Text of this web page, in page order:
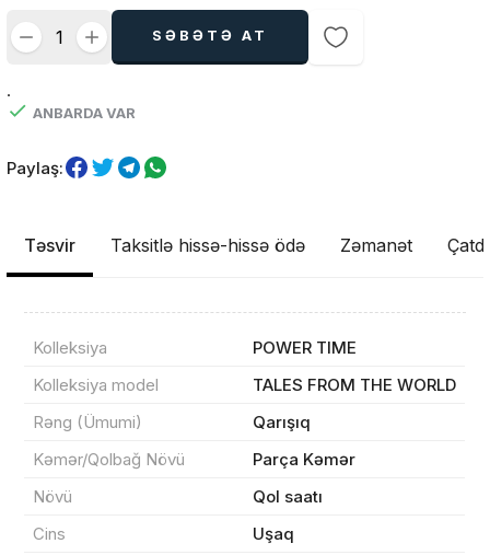
SƏBƏTƏ AT
.
ANBARDA VAR
Paylaş:
Təsvir Taksitlə hissə-hissə ödə Zəmanət
Kolleksiya
POWER TIME
Kolleksiya model
TALES FROM THE WORLD
Rəng (Ümumi)
Qarışıq
Kəmər/Qolbağ Növü
Parça Kəmər
Növü
Qol saatı
Cins
Uşaq
Məhsul(lar) səbətə əlavə edildi